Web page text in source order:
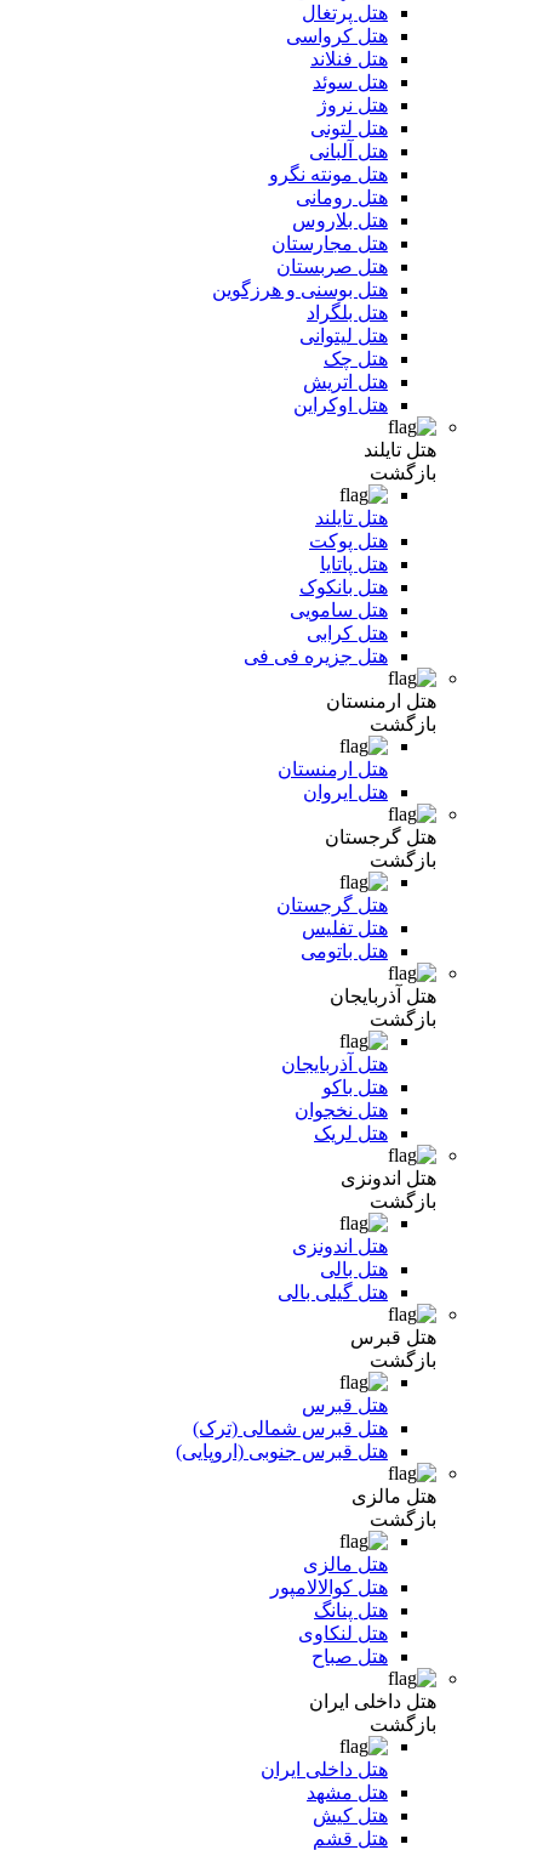
هتل پرتغال
هتل کرواسی
هتل فنلاند
هتل سوئد
هتل نروژ
هتل لتونی
هتل آلبانی
هتل مونته نگرو
هتل رومانی
هتل بلاروس
هتل مجارستان
هتل صربستان
هتل بوسنی و هرزگوین
هتل بلگراد
هتل لیتوانی
هتل چک
هتل اتریش
هتل اوکراین
هتل تایلند
بازگشت
هتل تایلند
هتل پوکت
هتل پاتایا
هتل بانکوک
هتل سامویی
هتل کرابی
هتل جزیره فی فی
هتل ارمنستان
بازگشت
هتل ارمنستان
هتل ایروان
هتل گرجستان
بازگشت
هتل گرجستان
هتل تفلیس
هتل باتومی
هتل آذربایجان
بازگشت
هتل آذربایجان
هتل باکو
هتل نخجوان
هتل لریک
هتل اندونزی
بازگشت
هتل اندونزی
هتل بالی
هتل گیلی بالی
هتل قبرس
بازگشت
هتل قبرس
هتل قبرس شمالی (ترک)
هتل قبرس جنوبی (اروپایی)
هتل مالزی
بازگشت
هتل مالزی
هتل کوالالامپور
هتل پنانگ
هتل لنکاوی
هتل صباح
هتل داخلی ایران
بازگشت
هتل داخلی ایران
هتل مشهد
هتل کیش
هتل قشم